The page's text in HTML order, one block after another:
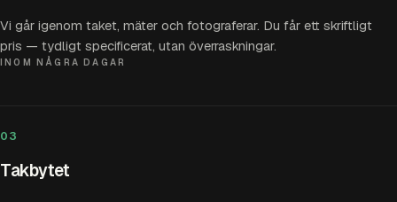
Vi går igenom taket, mäter och fotograferar. Du får ett skriftligt
pris — tydligt specificerat, utan överraskningar.
INOM NÅGRA DAGAR
03
Takbytet